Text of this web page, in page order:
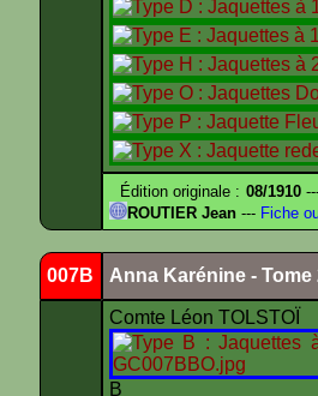
Édition originale : 08/1910
ROUTIER Jean --- Fiche
007B Anna Karénine - Tome
Comte Léon TOLSTOÏ
B